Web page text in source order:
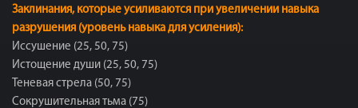
Заклинания, которые усиливаются при увеличении навыка
разрушения (уровень навыка для усиления):
Иссушение (25, 50, 75)
Истощение души (25, 50, 75)
Теневая стрела (50, 75)
Сокрушительная тьма (75)